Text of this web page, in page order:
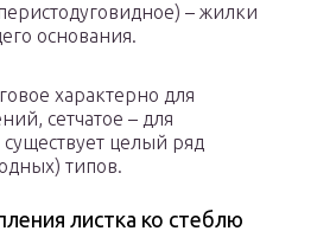
– жилки
основания.
характерно для
сетчатое – для
целый ряд
типов.
листка ко стеблю